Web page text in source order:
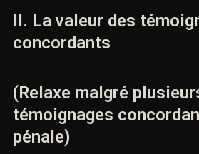
Lien utile :
https://www.justice.fr/fiche/audition-
II. La valeur des
concordants